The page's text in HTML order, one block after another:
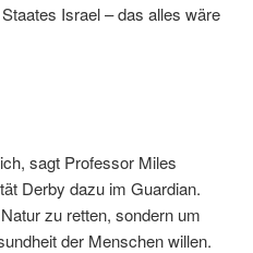
Israel – das alles wäre
sagt Professor Miles
Derby dazu im Guardian.
zu retten, sondern um
der Menschen willen.